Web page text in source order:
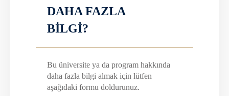
DAHA FAZLA
BİLGİ?
Bu üniversite ya da program hakkında
daha fazla bilgi almak için lütfen
aşağıdaki formu doldurunuz.